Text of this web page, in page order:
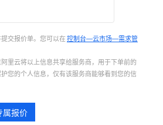
交报价单。您可以在控制台—云市场—需求管
里云将以上信息共享给服务商，用于下单前的
您的个人信息，仅有该服务商能够看到您的信
属报价